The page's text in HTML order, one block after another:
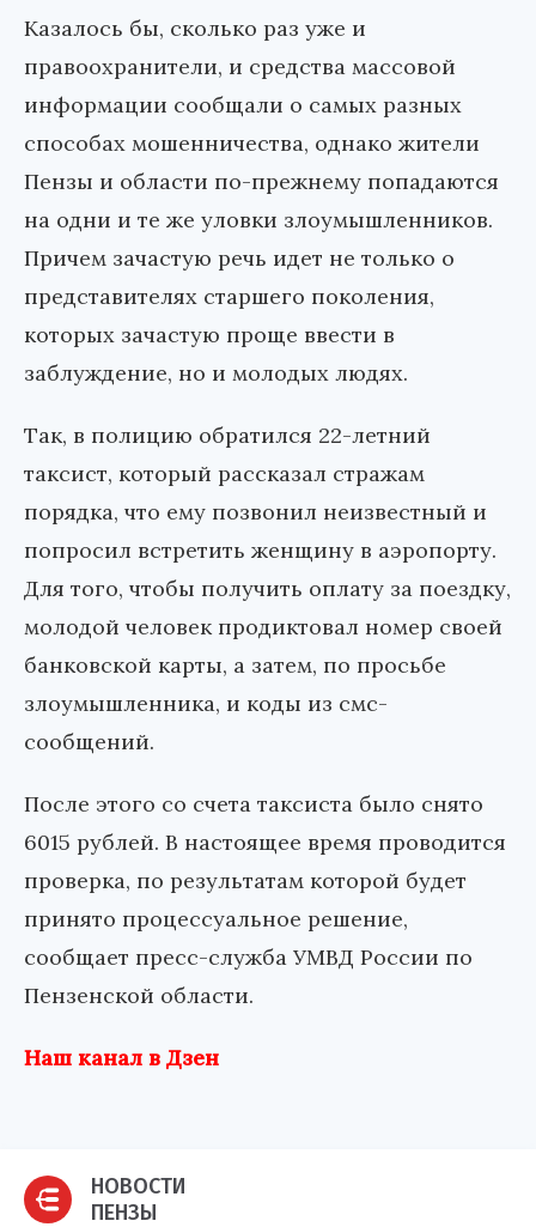
Казалось бы, сколько раз уже и
правоохранители, и средства массовой
информации сообщали о самых разных
способах мошенничества, однако жители
Пензы и области по-прежнему попадаются
на одни и те же уловки злоумышленников.
Причем зачастую речь идет не только о
представителях старшего поколения,
которых зачастую проще ввести в
заблуждение, но и молодых людях.
Так, в полицию обратился 22-летний
таксист, который рассказал стражам
порядка, что ему позвонил неизвестный и
попросил встретить женщину в аэропорту.
Для того, чтобы получить оплату за поездку,
молодой человек продиктовал номер своей
банковской карты, а затем, по просьбе
злоумышленника, и коды из смс-
сообщений.
После этого со счета таксиста было снято
6015 рублей. В настоящее время проводится
проверка, по результатам которой будет
принято процессуальное решение,
сообщает пресс-служба УМВД России по
Пензенской области.
Наш канал в Дзен
НОВОСТИ
ПЕНЗЫ